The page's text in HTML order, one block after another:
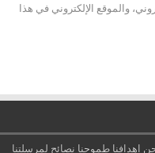
والموقع الإلكتروني في هذا
اهدافنا طموحنا نصائح لمرسلتنا